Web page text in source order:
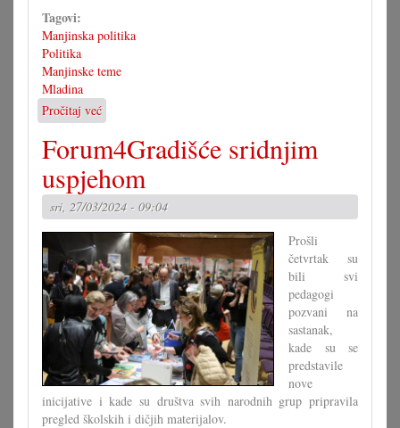
Tagovi:
Manjinska politika
Politika
Manjinske teme
Mladina
Pročitaj već
MEN
na
vazmenom
seminaru
o
manjinski
pravi
Forum4Gradišće sridnjim
uspjehom
sri, 27/03/2024 - 09:04
Prošli
četvrtak su
bili svi
pedagogi
pozvani na
sastanak,
kade su se
predstavile
nove
inicijative i kade su društva svih narodnih grup pripravila
pregled školskih i dičjih materijalov.